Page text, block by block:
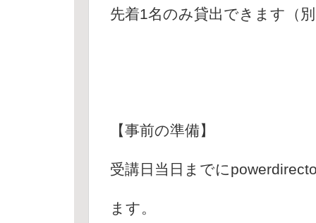
先着1名のみ貸出できます（
【事前の準備】
受講日当日までに
ます。